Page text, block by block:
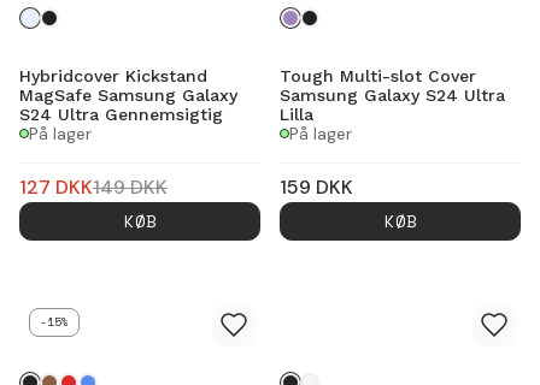
Hybridcover Kickstand
MagSafe Samsung Galaxy
S24 Ultra Gennemsigtig
På lager
127 DKK149DKK
KØB
Tough Multi-slot Cover
Samsung Galaxy S24 Ultra
Lilla
På lager
159 DKK
KØB
-15%